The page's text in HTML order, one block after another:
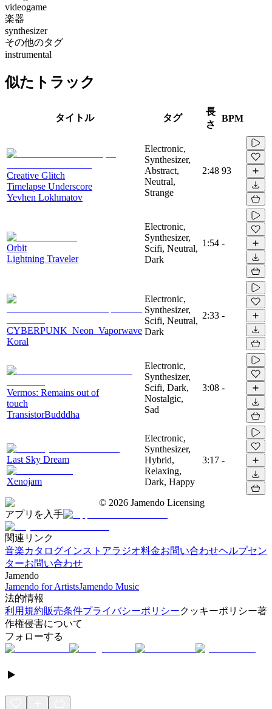
videogame
楽器
synthesizer
その他のタグ
instrumental
似たトラック
タイトル タグ
長
さ
BPM
Creative Glitch
Timelapse Underscore
Yevhen Lokhmatov
Electronic,
Synthesizer,
Abstract,
Neutral,
Strange
2:48 93
Orbit
Lightning Traveler
Electronic,
Synthesizer,
Scifi, Neutral,
Dark
1:54 -
CYBERPUNK_Neon_Vaporwave
Koral
Electronic,
Synthesizer,
Scifi, Neutral,
Dark
2:33 -
Vermos: Remains out of
touch
TransistorBudddha
Electronic,
Synthesizer,
Scifi, Dark,
Nostalgic,
Sad
3:08 -
Last Sky Dream
Xenojam
Electronic,
Synthesizer,
Hybrid,
Relaxing,
Dark, Happy
3:17 -
© 2026 Jamendo Licensing
アプリを入手
関連リンク
音楽カタログインストアラジオ料金お問い合わせヘルプセン
ターお問い合わせ
Jamendo
Jamendo for ArtistsJamendo Music
法的情報
利用規約販売条件プライバシーポリシークッキーポリシー著
作権侵害について
フォローする